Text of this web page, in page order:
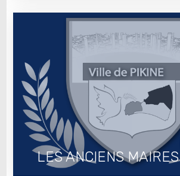
LES ANCIENS MAIRES